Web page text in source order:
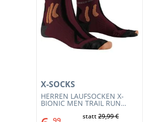
HERREN LAUFSOCKEN X-
BIONIC MEN TRAIL RUN
R019)
X-SOCKS
statt29,99 €